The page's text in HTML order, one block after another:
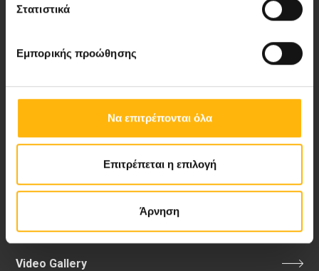
Στατιστικά
Εμπορικής προώθησης
Να επιτρέπονται όλα
Επιτρέπεται η επιλογή
Άρνηση
Λεωφ. Κηφισίας 37-39,
Email:info@iaso.gr
Νέα - Δελτία Τύπου
Video Gallery